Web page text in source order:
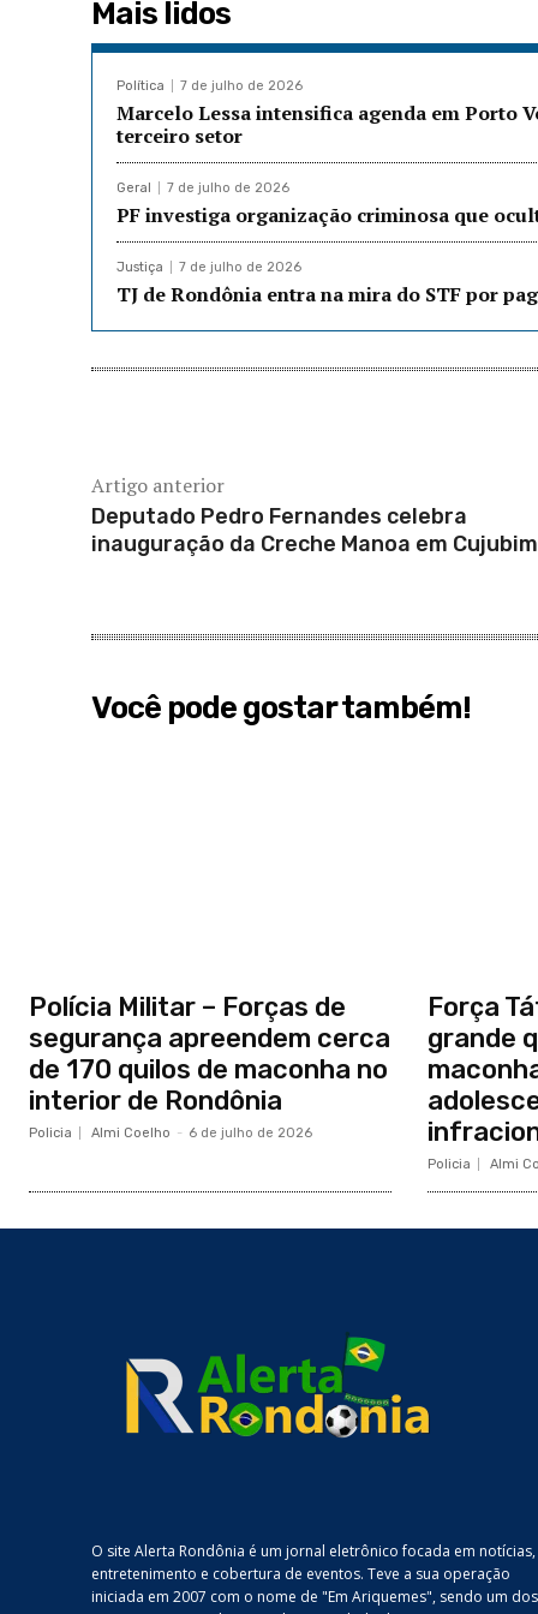
Mais lidos
Política 7 de julho de 2026
Marcelo Lessa intensifica agenda em Porto
terceiro setor
Geral 7 de julho de 2026
PF investiga organização criminosa que
Justiça 7 de julho de 2026
TJ de Rondônia entra na mira do STF por
Artigo anterior
Deputado Pedro Fernandes celebra
inauguração da Creche Manoa em Cujubim
Você pode gostar também!
Polícia Militar – Forças de
segurança apreendem cerca
de 170 quilos de maconha no
interior de Rondônia
Policia Almi Coelho - 6 de julho de 2026
Força
grande
Policia Almi
O site Alerta Rondônia é um jornal eletrônico focada em notícias,
entretenimento e cobertura de eventos. Teve a sua operação
iniciada em 2007 com o nome de "Em Ariquemes", sendo um dos